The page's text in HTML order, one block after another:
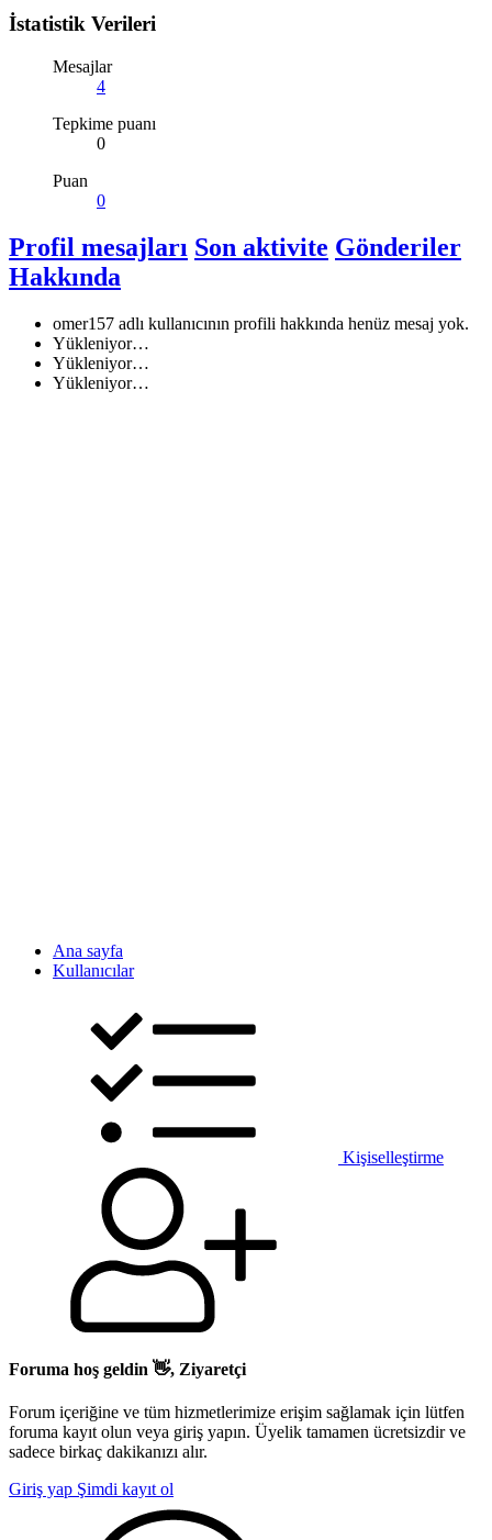
İstatistik Verileri
Mesajlar
4
Tepkime puanı
0
Puan
0
Profil mesajları Son aktivite Gönderiler
Hakkında
omer157 adlı kullanıcının profili hakkında henüz mesaj yok.
Yükleniyor…
Yükleniyor…
Yükleniyor…
Ana sayfa
Kullanıcılar
Kişiselleştirme
Foruma hoş geldin 👋, Ziyaretçi
Forum içeriğine ve tüm hizmetlerimize erişim sağlamak için lütfen
foruma kayıt olun veya giriş yapın. Üyelik tamamen ücretsizdir ve
sadece birkaç dakikanızı alır.
Giriş yap Şimdi kayıt ol